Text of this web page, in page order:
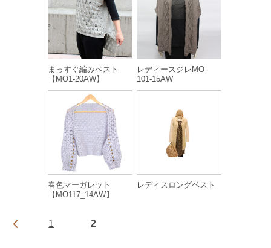
まっすぐ編みベスト
【MO1-20AW】
レディースジレMO-
101-15AW
春色マーガレット
【MO117_14AW】
レディスロングベスト
1 2